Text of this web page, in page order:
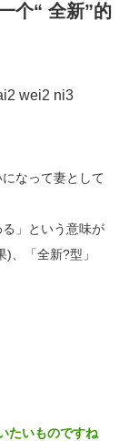
个“ 全新”的
wei2 ni3
なって妻として
」という意味が
、「全新?型」
たいものですね